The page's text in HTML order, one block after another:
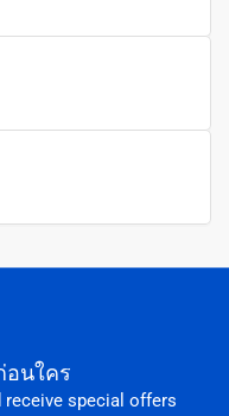
อนใคร
special offers